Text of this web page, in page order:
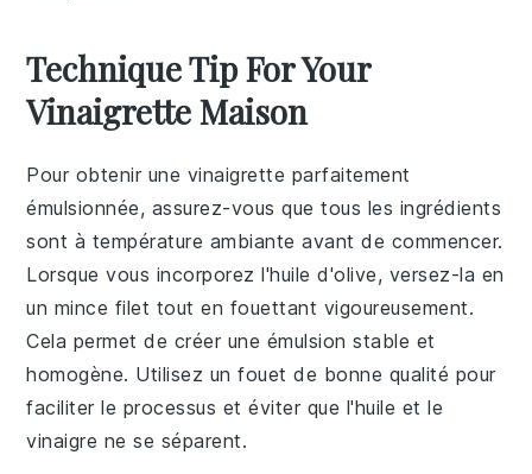
Technique Tip For Your
Vinaigrette Maison
Pour obtenir une vinaigrette parfaitement
émulsionnée, assurez-vous que tous les ingrédients
sont à température ambiante avant de commencer.
Lorsque vous incorporez l'huile d'olive, versez-la en
un mince filet tout en fouettant vigoureusement.
Cela permet de créer une émulsion stable et
homogène. Utilisez un fouet de bonne qualité pour
faciliter le processus et éviter que l'huile et le
vinaigre ne se séparent.